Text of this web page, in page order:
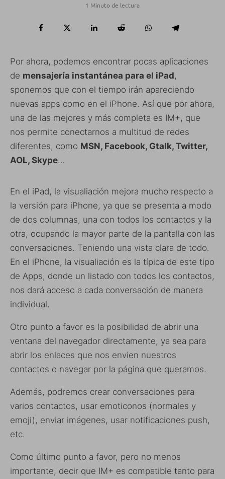
1 Minuto de lectura
Por ahora, podemos encontrar pocas aplicaciones
de mensajería instantánea para el iPad,
sponemos que con el tiempo irán apareciendo
nuevas apps como en el iPhone. Así que por ahora,
una de las mejores y más completa es IM+, que
nos permite conectarnos a multitud de redes
diferentes, como MSN, Facebook, Gtalk, Twitter,
AOL, Skype…
En el iPad, la visualiación mejora mucho respecto a
la versión para iPhone, ya que se presenta a modo
de dos columnas, una con todos los contactos y la
otra, ocupando la mayor parte de la pantalla con las
conversaciones. Teniendo una vista clara de todo.
En el iPhone, la visualiación es la típica de este tipo
de Apps, donde un listado con todos los contactos,
nos dará acceso a cada conversación de manera
individual.
Otro punto a favor es la posibilidad de abrir una
ventana del navegador directamente, ya sea para
abrir los enlaces que nos envien nuestros
contactos o navegar por la página que queramos.
Además, podremos crear conversaciones para
varios contactos, usar emoticonos (normales y
emoji), enviar imágenes, usar notificaciones push,
etc.
Como último punto a favor, pero no menos
importante, decir que IM+ es compatible tanto para